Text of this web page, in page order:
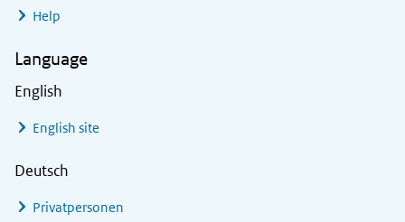
Help
Language
English
English site
Deutsch
Privatpersonen